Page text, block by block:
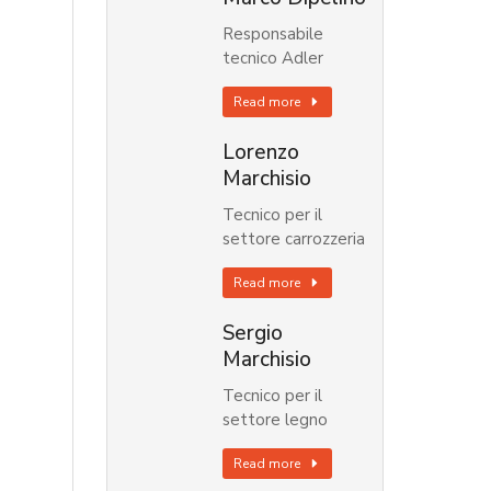
Responsabile
tecnico Adler
Read more
Lorenzo
Marchisio
Tecnico per il
settore carrozzeria
Read more
Sergio
Marchisio
Tecnico per il
settore legno
Read more